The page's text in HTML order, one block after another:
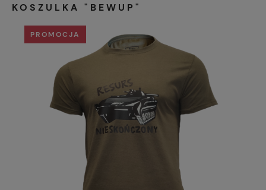
KOSZULKA "BEWUP"
PROMOCJA